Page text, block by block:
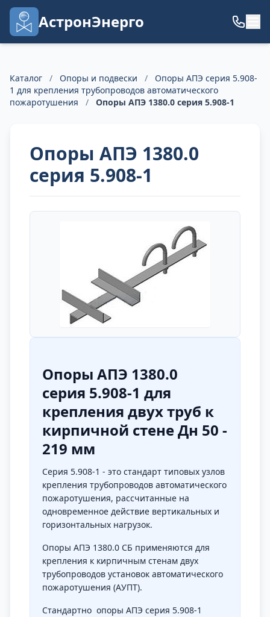
АстронЭнерго
Каталог / Опоры и подвески /
Опоры АПЭ серия 5.908-
1 для крепления трубопроводов автоматического
пожаротушения
/ Опоры АПЭ 1380.0 серия 5.908-1
Опоры АПЭ 1380.0
серия 5.908-1
Опоры АПЭ 1380.0
серия 5.908-1 для
крепления двух труб к
кирпичной стене Дн 50 -
219 мм
Серия 5.908-1 - это стандарт типовых узлов
крепления трубопроводов автоматического
пожаротушения, рассчитанные на
одновременное действие вертикальных и
горизонтальных нагрузок.
Опоры АПЭ 1380.0 СБ применяются для
крепления к кирпичным стенам двух
трубопроводов установок автоматического
пожаротушения (АУПТ).
Стандартно опоры АПЭ серия 5.908-1